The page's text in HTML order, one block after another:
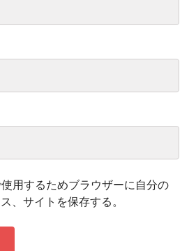
用するためブラウザーに自分の
、サイトを保存する。